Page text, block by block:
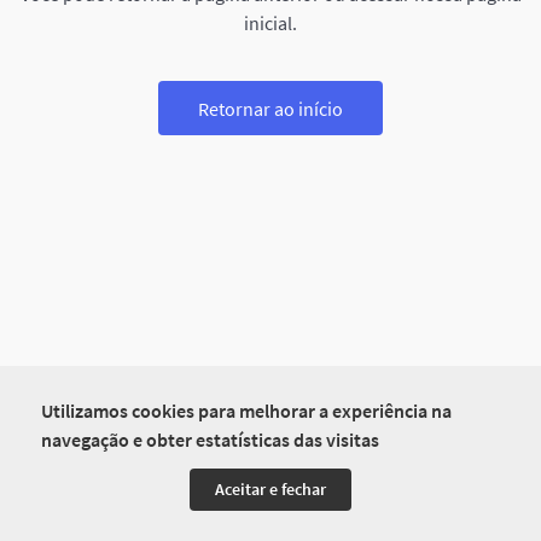
Utilizamos cookies para melhorar a experiência na
navegação e obter estatísticas das visitas
Aceitar e fechar
inicial.
Retornar ao início